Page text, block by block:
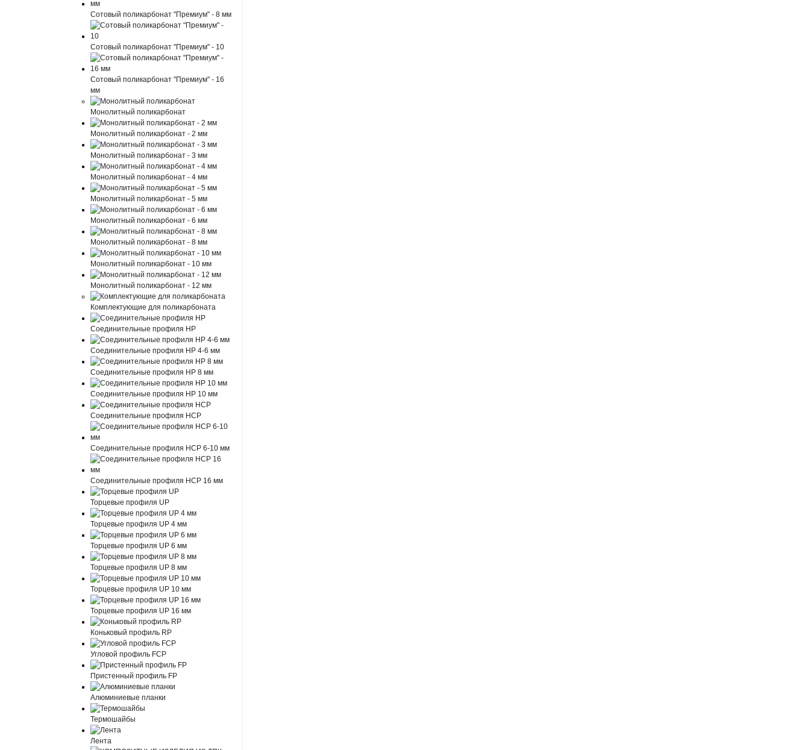
Сотовый поликарбонат "Премиум" - 8 мм
Сотовый поликарбонат "Премиум" - 10
Сотовый поликарбонат "Премиум" - 16
мм
Монолитный поликарбонат
Монолитный поликарбонат - 2 мм
Монолитный поликарбонат - 3 мм
Монолитный поликарбонат - 4 мм
Монолитный поликарбонат - 5 мм
Монолитный поликарбонат - 6 мм
Монолитный поликарбонат - 8 мм
Монолитный поликарбонат - 10 мм
Монолитный поликарбонат - 12 мм
Комплектующие для поликарбоната
Соединительные профиля HP
Соединительные профиля HP 4-6 мм
Соединительные профиля HP 8 мм
Соединительные профиля HP 10 мм
Соединительные профиля HCP
Соединительные профиля HCP 6-10 мм
Соединительные профиля HCP 16 мм
Торцевые профиля UP
Торцевые профиля UP 4 мм
Торцевые профиля UP 6 мм
Торцевые профиля UP 8 мм
Торцевые профиля UP 10 мм
Торцевые профиля UP 16 мм
Коньковый профиль RP
Угловой профиль FCP
Пристенный профиль FP
Алюминиевые планки
Термошайбы
Лента